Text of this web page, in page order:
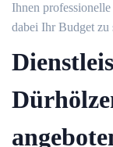
Ihnen
dabei Ihr Budget zu